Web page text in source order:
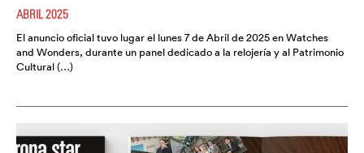
ABRIL 2025
El anuncio oficial tuvo lugar el lunes 7 de Abril de 2025 en Watches
and Wonders, durante un panel dedicado a la relojería y al Patrimonio
Cultural (…)